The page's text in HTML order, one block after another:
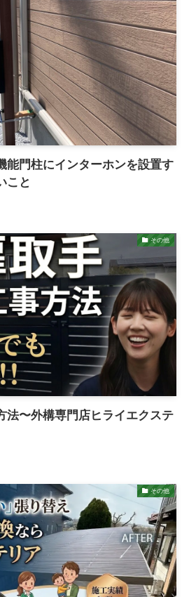
能門柱にインターホンを設置す
こと
その他
〜外構専門店ヒライエクステ
その他